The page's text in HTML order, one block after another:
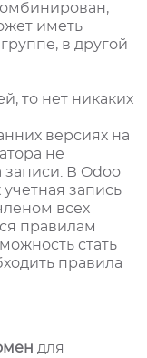
иметь
в другой
то нет никаких
версиях на
не
записи. В Odoo
запись
всех
правилам
стать
правила
для